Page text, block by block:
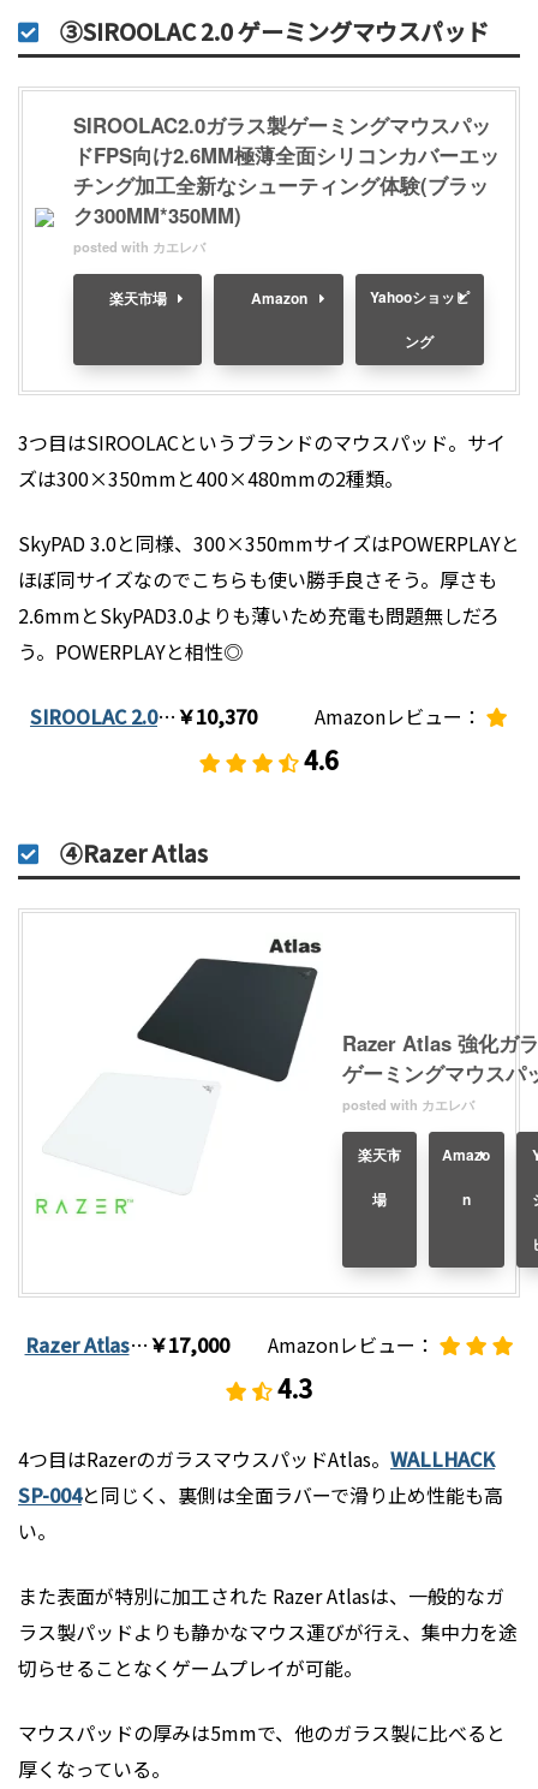
③SIROOLAC 2.0 ゲーミングマウスパッド
SIROOLAC2.0ガラス製ゲーミングマウスパッ
ドFPS向け2.6MM極薄全面シリコンカバーエッ
チング加工全新なシューティング体験(ブラッ
ク300MM*350MM)
posted with カエレバ
楽天市場 Amazon Yahooショッピ
ング
3つ目はSIROOLACというブランドのマウスパッド。サイ
ズは300×350mmと400×480mmの2種類。
SkyPAD 3.0と同様、300×350mmサイズはPOWERPLAYと
ほぼ同サイズなのでこちらも使い勝手良さそう。厚さも
2.6mmとSkyPAD3.0よりも薄いため充電も問題無しだろ
う。POWERPLAYと相性◎
SIROOLAC 2.0…￥10,370Amazonレビュー：
4.6
④Razer Atlas
Razer Atlas 強化ガ
ゲーミングマウスパ
posted with カエレバ
楽天市
場
Amazo
n
Razer Atlas…￥17,000Amazonレビュー：
4.3
4つ目はRazerのガラスマウスパッドAtlas。 WALLHACK
SP-004と同じく、裏側は全面ラバーで滑り止め性能も高
い。
また表面が特別に加工された Razer Atlasは、一般的なガ
ラス製パッドよりも静かなマウス運びが行え、集中力を途
切らせることなくゲームプレイが可能。
マウスパッドの厚みは5mmで、他のガラス製に比べると
厚くなっている。